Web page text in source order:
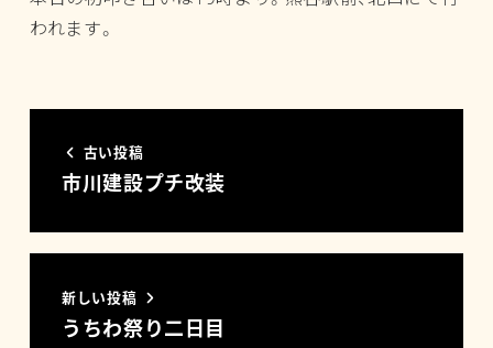
われます。
古い投稿
市川建設プチ改装
新しい投稿
うちわ祭り二日目